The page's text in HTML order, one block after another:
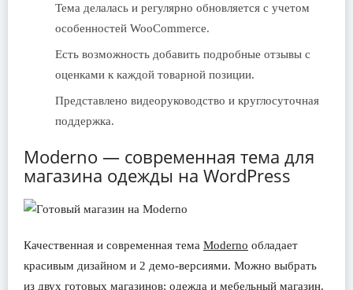
Тема делалась и регулярно обновляется с учетом
особенностей WooCommerce.
Есть возможность добавить подробные отзывы с
оценками к каждой товарной позиции.
Представлено видеоруководство и круглосуточная
поддержка.
Moderno — современная тема для
магазина одежды на WordPress
Качественная и современная тема Moderno обладает
красивым дизайном и 2 демо-версиями. Можно выбрать
из двух готовых магазинов: одежда и мебельный магазин.